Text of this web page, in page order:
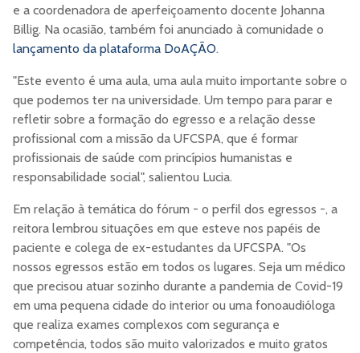
e a coordenadora de aperfeiçoamento docente Johanna
Billig. Na ocasião, também foi anunciado à comunidade o
lançamento da plataforma DoAÇÃO.
"Este evento é uma aula, uma aula muito importante sobre o
que podemos ter na universidade. Um tempo para parar e
refletir sobre a formação do egresso e a relação desse
profissional com a missão da UFCSPA, que é formar
profissionais de saúde com princípios humanistas e
responsabilidade social", salientou Lucia.
Em relação à temática do fórum - o perfil dos egressos -, a
reitora lembrou situações em que esteve nos papéis de
paciente e colega de ex-estudantes da UFCSPA. "Os
nossos egressos estão em todos os lugares. Seja um médico
que precisou atuar sozinho durante a pandemia de Covid-19
em uma pequena cidade do interior ou uma fonoaudióloga
que realiza exames complexos com segurança e
competência, todos são muito valorizados e muito gratos